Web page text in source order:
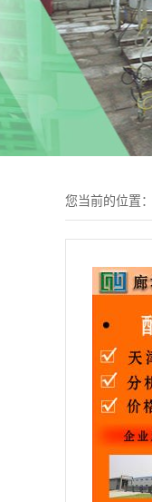
您当前的位置：